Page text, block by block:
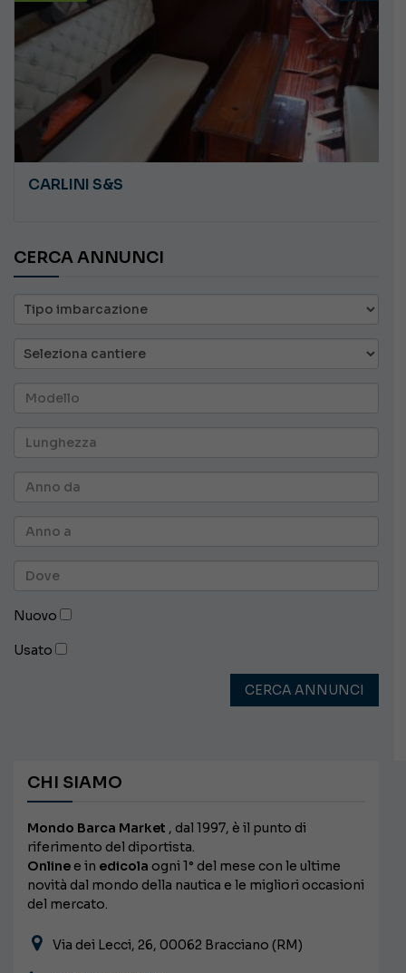
CARLINI S&S
CERCA ANNUNCI
Nuovo
Usato
CERCA ANNUNCI
CHI SIAMO
Mondo Barca Market , dal 1997, è il punto di
riferimento del diportista.
Online e in edicola ogni 1° del mese con le ultime
novità dal mondo della nautica e le migliori occasioni
del mercato.
Via dei Lecci, 26, 00062 Bracciano (RM)